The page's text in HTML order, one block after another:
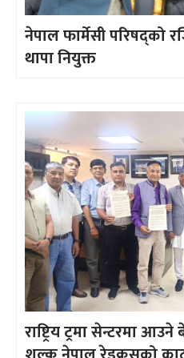
नेपाल फार्मेसी परिषद्को
थापा नियुक्त
राष्ट्रिय ट्रमा सेन्टरमा